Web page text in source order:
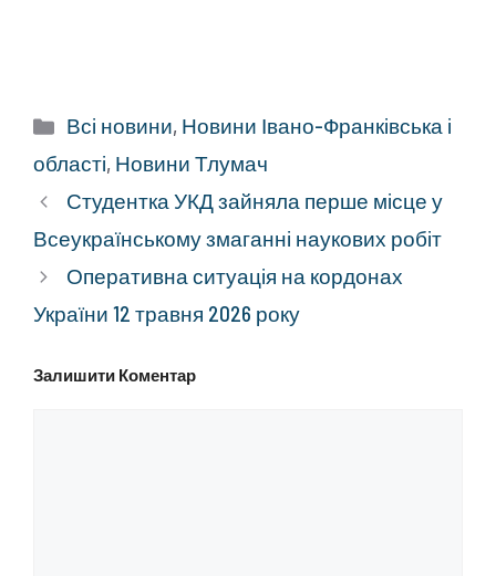
Категорії
Всі новини, Новини Івано-Франківська і
області, Новини Тлумач
Студентка УКД зайняла перше місце у
Всеукраїнському змаганні наукових робіт
Оперативна ситуація на кордонах
України 12 травня 2026 року
Залишити Коментар